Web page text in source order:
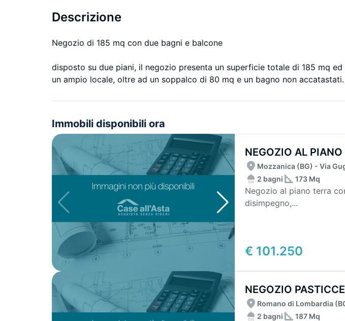
Descrizione
Negozio di 185 mq con due bagni e balcone
disposto su due piani, il negozio presenta un superficie totale di 185 mq
un ampio locale, oltre ad un soppalco di 80 mq e un bagno non accatastati.
Immobili disponibili ora
NEGOZIO AL
€ 101.250
Mozzanica (BG) - Via
2 bagni
173 Mq
Negozio al piano terra con posto auto e
disimpegno,...
NEGOZIO
Romano di Lombardia
2 bagni
187 Mq